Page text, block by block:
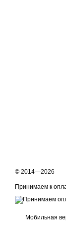
© 2014—2026
Принимаем к
Мобильная